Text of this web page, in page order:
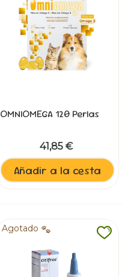
OMNIOMEGA 120 Perlas
41,85 €
Añadir a la cesta
Agotado